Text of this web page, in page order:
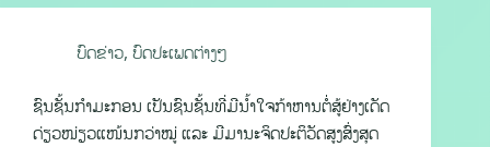
ບົດຂ່າວ, ບົດປະເພດຕ່າງໆ
ຊົນຊັ້ນກຳມະກອນ ເປັນຊົນຊັ້ນທີ່ມີນໍ້າໃຈກ້າຫານຕໍ່ສູ້ຢ່າງເດັດ
ດ່ຽວໜ່ຽວແໜ້ນກວ່າໝູ່ ແລະ ມີມານະຈິດປະຕິວັດສູງສົ່ງສຸດ